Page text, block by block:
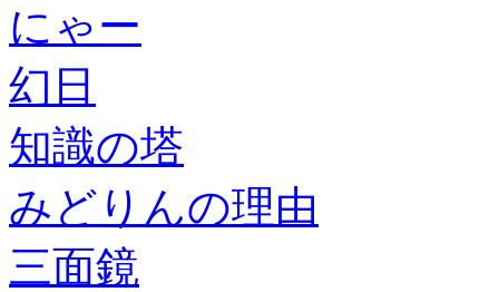
にゃー
幻日
知識の塔
みどりんの理由
三面鏡